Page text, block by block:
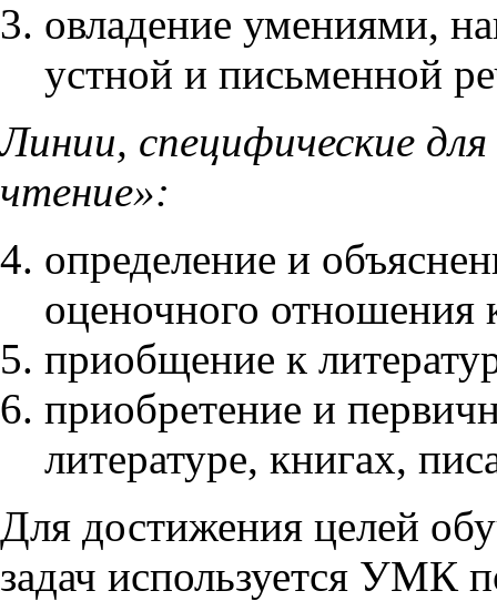
овладение умениями,
устной и письменной
Линии, специфические
чтение»:
определение и
оценочного отношения
приобщение к
приобретение и
литературе, книгах,
Для достижения целей
задач используется УМК